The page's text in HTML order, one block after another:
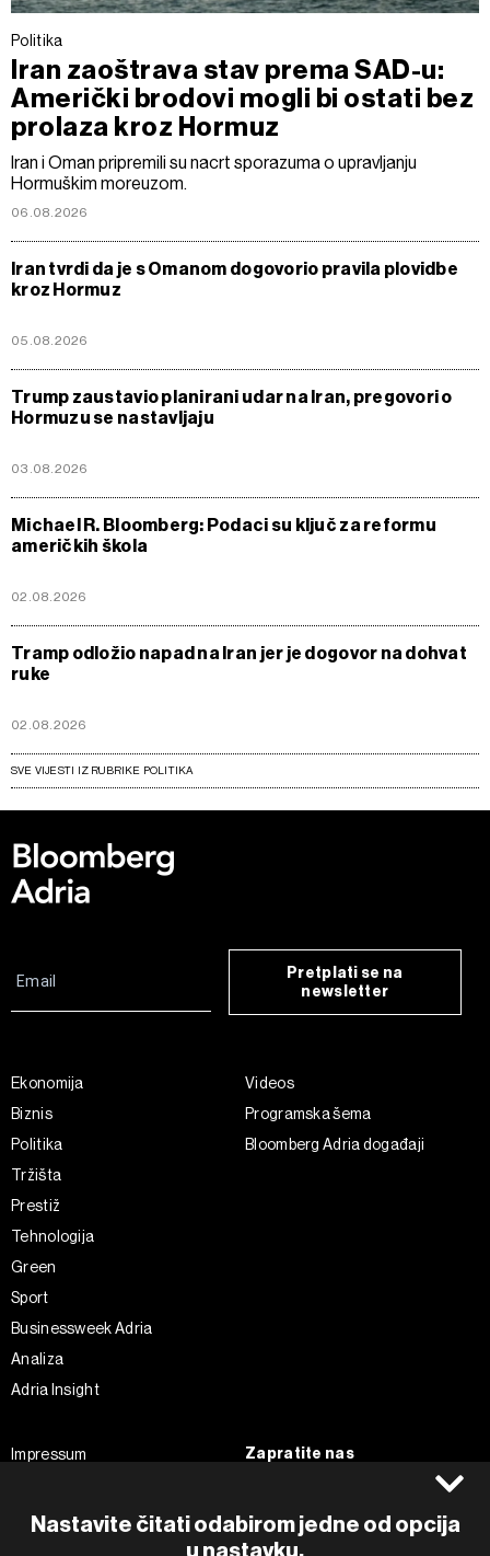
Politika
Iran zaoštrava stav prema SAD-u:
Američki brodovi mogli bi ostati bez
prolaza kroz Hormuz
Iran i Oman pripremili su nacrt sporazuma o upravljanju
Hormuškim moreuzom.
06.08.2026
Iran tvrdi da je s Omanom dogovorio pravila plovidbe
kroz Hormuz
05.08.2026
Trump zaustavio planirani udar na Iran, pregovori o
Hormuzu se nastavljaju
03.08.2026
Michael R. Bloomberg: Podaci su ključ za reformu
američkih škola
02.08.2026
Tramp odložio napad na Iran jer je dogovor na dohvat
ruke
02.08.2026
SVE VIJESTI IZ RUBRIKE POLITIKA
Nastavite čitati odabirom jedne od opcija
u nastavku.
Pretplati se na
newsletter
Ekonomija
Biznis
Politika
Tržišta
Prestiž
Tehnologija
Green
Sport
Businessweek Adria
Analiza
Adria Insight
Videos
Programska šema
Bloomberg Adria događaji
Impressum
Pravila privatnosti
Zapratite nas
Instagram
Twitter